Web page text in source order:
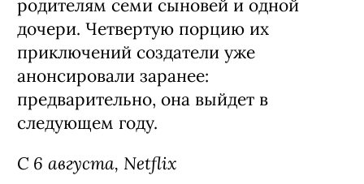
Сериал «Моя жизнь с мальчиками
Уолтер» / My Life with the Walter
Boys, 3 сезон (18+)
подросткового бестселлера Эли Новак